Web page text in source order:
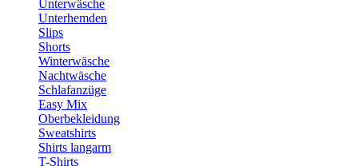
Unterwäsche
Unterhemden
Slips
Shorts
Winterwäsche
Nachtwäsche
Schlafanzüge
Easy Mix
Oberbekleidung
Sweatshirts
Shirts langarm
T-Shirts